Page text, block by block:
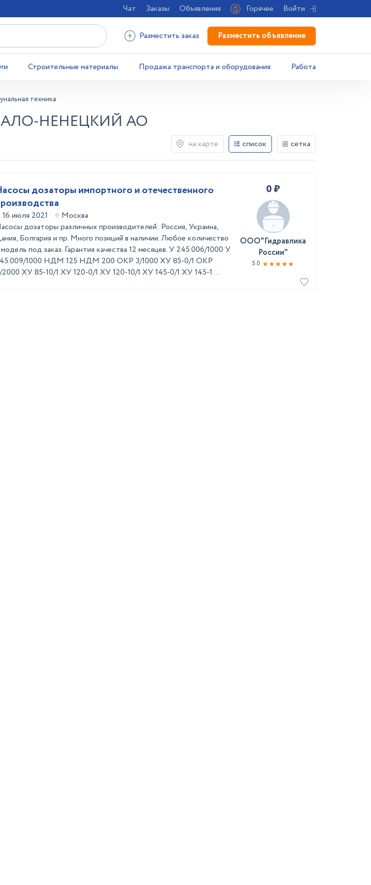
Чат Заказы Объявления Горячее Войти
Разместить заказ Разместить объявление
Строительные материалы Продажа транспорта и оборудования Работа
техника
НЕНЕЦКИЙ АО
на карте список сетка
дозаторы импортного и отечественного
16 июля 2021
Москва
дозаторы различных производителей: Россия, Украина,
Болгария и пр. Много позиций в наличии. Любое количество
под заказ. Гарантия качества 12 месяцев. У 245.006/1000 У
1000 НДМ 125 НДМ 200 ОКР 3/1000 ХУ 85-0/1 ОКР
ХУ 85-10/1 ХУ 120-0/1 ХУ 120-10/1 ХУ 145-0/1 ХУ 145-1 ...
0 ₽
ООО"Гидравлика
России"
5.0